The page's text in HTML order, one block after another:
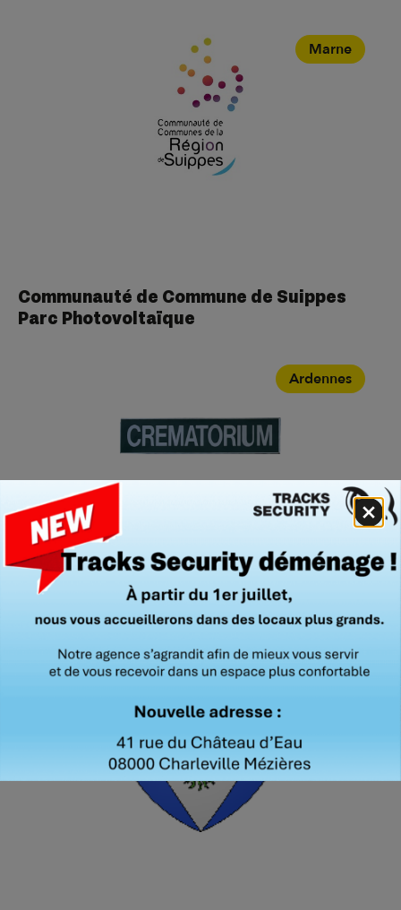
Marne
Communauté de Commune de Suippes
Parc Photovoltaïque
Ardennes
Crématorium de Prix-les-Mézières